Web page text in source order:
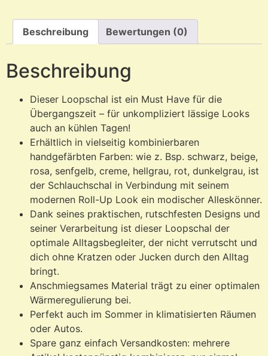
Beschreibung Bewertungen (0)
Beschreibung
Dieser Loopschal ist ein Must Have für die
Übergangszeit – für unkompliziert lässige Looks
auch an kühlen Tagen!
Erhältlich in vielseitig kombinierbaren
handgefärbten Farben: wie z. Bsp. schwarz, beige,
rosa, senfgelb, creme, hellgrau, rot, dunkelgrau, ist
der Schlauchschal in Verbindung mit seinem
modernen Roll-Up Look ein modischer Alleskönner.
Dank seines praktischen, rutschfesten Designs und
seiner Verarbeitung ist dieser Loopschal der
optimale Alltagsbegleiter, der nicht verrutscht und
dich ohne Kratzen oder Jucken durch den Alltag
bringt.
Anschmiegsames Material trägt zu einer optimalen
Wärmeregulierung bei.
Perfekt auch im Sommer in klimatisierten Räumen
oder Autos.
Spare ganz einfach Versandkosten: mehrere